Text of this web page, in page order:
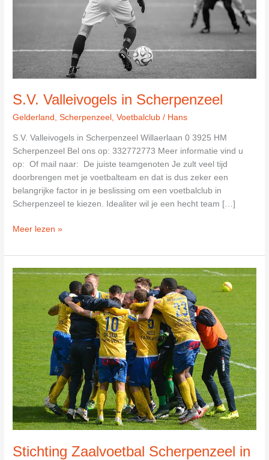
S.V. Valleivogels in Scherpenzeel
Gelderland ,Scherpenzeel ,Voetbalclub / Hans
S.V. Valleivogels in Scherpenzeel Willaerlaan 0 3925 HM
Scherpenzeel Bel ons op: 332772773 Meer informatie vind u
op: Of mail naar: De juiste teamgenoten Je zult veel tijd
doorbrengen met je voetbalteam en dat is dus zeker een
belangrijke factor in je beslissing om een voetbalclub in
Scherpenzeel te kiezen. Idealiter wil je een hecht team […]
S.V.
in
Scherpenzeel
Meer lezen »
Stichting Zaalvoetbal Scherpenzeel in